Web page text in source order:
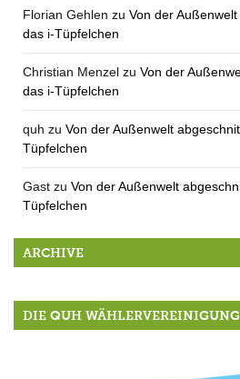
Florian Gehlen zu Von der
das i-Tüpfelchen
Christian Menzel zu Von der
das i-Tüpfelchen
quh zu Von der Außenwelt
Tüpfelchen
Gast zu Von der Außenwelt
Tüpfelchen
ARCHIVE
DIE QUH WÄHLERVEREINIGUNG